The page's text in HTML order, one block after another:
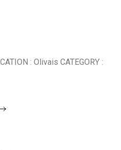
: Olivais CATEGORY :